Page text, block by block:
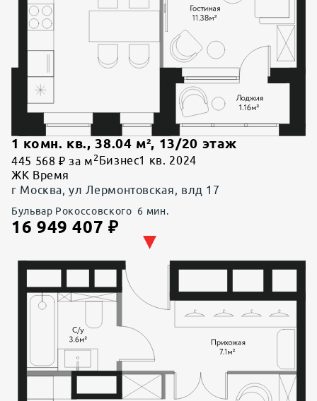
1 комн. кв., 38.04 м², 13/20 этаж
445 568 ₽ за м 2 Бизнес1 кв. 2024
ЖК Время
г Москва, ул Лермонтовская, влд 17
Бульвар Рокоссовского 6 мин.
16 949 407 ₽